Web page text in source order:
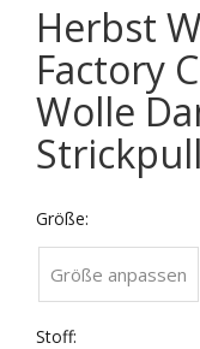
Herbst
Factory
Wolle
Größe:
Größe anpassen
Stoff: